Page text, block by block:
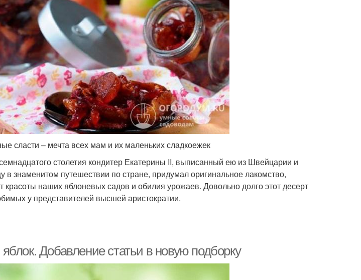
сласти – мечта всех мам и их маленьких сладкоежек
столетия кондитер Екатерины II, выписанный ею из Швейцарии и
знаменитом путешествии по стране, придумал оригинальное лакомство,
красоты наших яблоневых садов и обилия урожаев. Довольно долго этот десерт
у представителей высшей аристократии.
яблок. Добавление статьи в новую подборку